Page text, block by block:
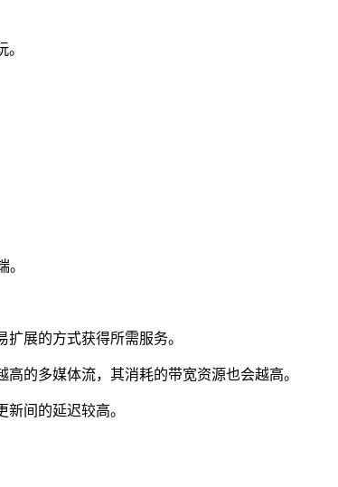
展的方式获得所需服务。
的多媒体流，其消耗的带宽资源也会越高。
间的延迟较高。